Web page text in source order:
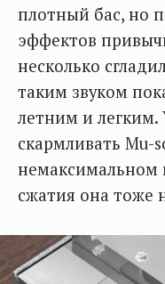
плотный бас, но
эффектов
несколько
таким звуком
летним и легким.
скармливать Mu-
немаксимальном
сжатия она тоже